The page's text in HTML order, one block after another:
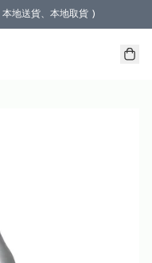
地送貨、本地取貨 )